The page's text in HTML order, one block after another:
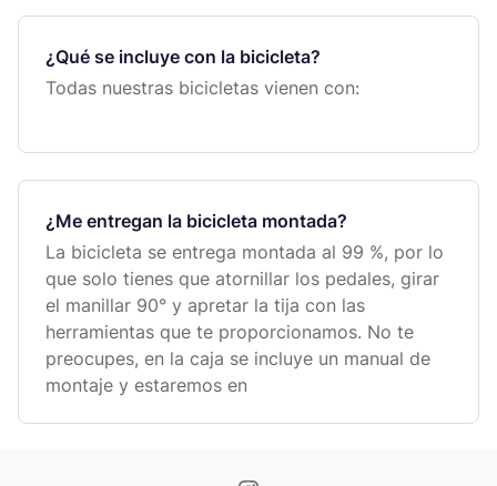
¿Qué se incluye con la bicicleta?
Todas nuestras bicicletas vienen con:
¿Me entregan la bicicleta montada?
La bicicleta se entrega montada al 99 %, por lo
que solo tienes que atornillar los pedales, girar
el manillar 90° y apretar la tija con las
herramientas que te proporcionamos. No te
preocupes, en la caja se incluye un manual de
montaje y estaremos en